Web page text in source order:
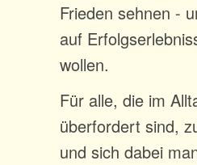
Frieden sehnen -
auf
wollen.
Für alle, die im
überfordert sind,
und sich dabei